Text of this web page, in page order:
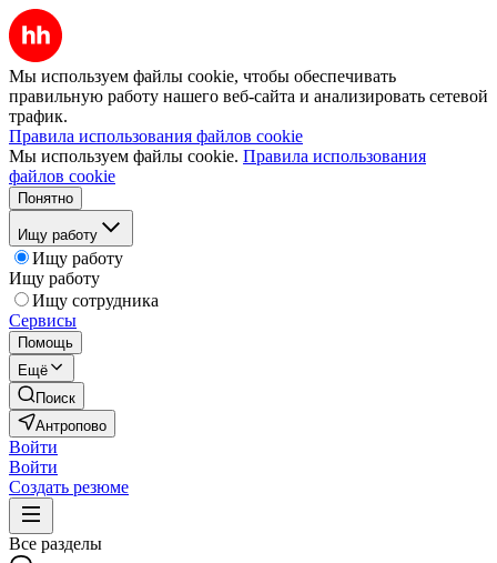
Мы используем файлы cookie, чтобы обеспечивать
правильную работу нашего веб-сайта и анализировать сетевой
трафик.
Правила использования файлов cookie
Мы используем файлы cookie. Правила использования
файлов cookie
Понятно
Ищу работу
Ищу работу
Ищу работу
Ищу сотрудника
Сервисы
Помощь
Ещё
Поиск
Антропово
Войти
Войти
Создать резюме
Все разделы